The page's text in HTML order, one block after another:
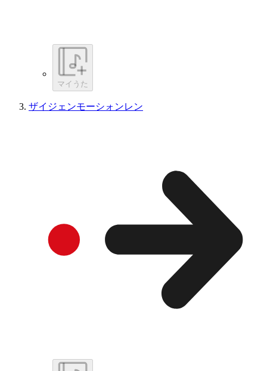
マイうた
ザイジェンモーシォンレン